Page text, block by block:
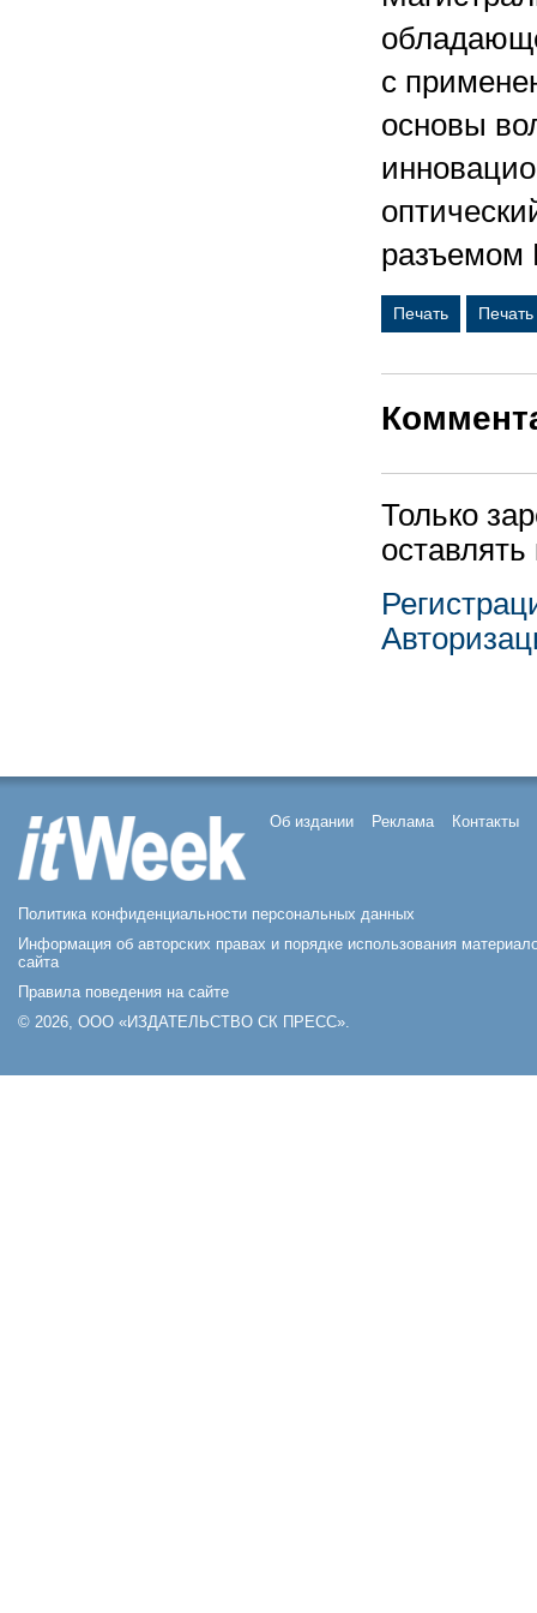
с
основы
разъемом
Печать
Только
Об издании Реклама Контакты
Политика конфиденциальности персональных данных
Информация об авторских правах и порядке использования
сайта
Правила поведения на сайте
© 2026, ООО «ИЗДАТЕЛЬСТВО СК ПРЕСС».